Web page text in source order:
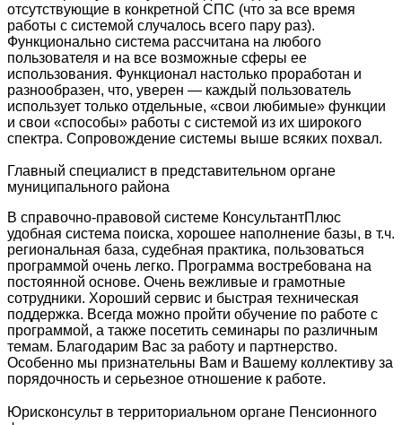
отсутствующие в конкретной СПС (что за все время
работы с системой случалось всего пару раз).
Функционально система рассчитана на любого
пользователя и на все возможные сферы ее
использования. Функционал настолько проработан и
разнообразен, что, уверен — каждый пользователь
использует только отдельные, «свои любимые» функции
и свои «способы» работы с системой из их широкого
спектра. Сопровождение системы выше всяких похвал.
Главный специалист в представительном органе
муниципального района
В справочно-правовой системе КонсультантПлюс
удобная система поиска, хорошее наполнение базы, в т.ч.
региональная база, судебная практика, пользоваться
программой очень легко. Программа востребована на
постоянной основе. Очень вежливые и грамотные
сотрудники. Хороший сервис и быстрая техническая
поддержка. Всегда можно пройти обучение по работе с
программой, а также посетить семинары по различным
темам. Благодарим Вас за работу и партнерство.
Особенно мы признательны Вам и Вашему коллективу за
порядочность и серьезное отношение к работе.
Юрисконсульт в территориальном органе Пенсионного